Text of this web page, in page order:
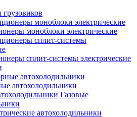
моноблоки электрические
сплит-системы электрические
автохолодильники
Газовые